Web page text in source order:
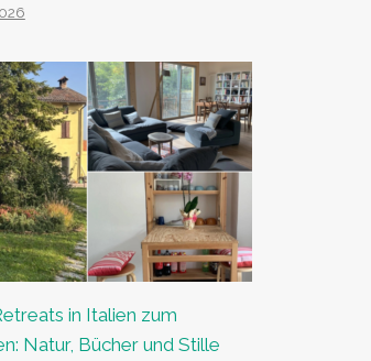
in Italien zum
Natur, Bücher und Stille